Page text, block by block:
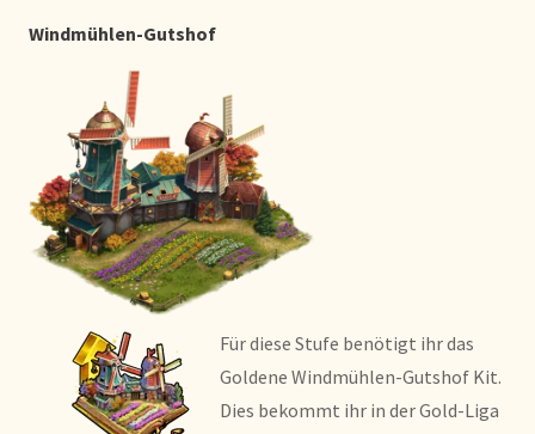
Windmühlen-Gutshof
Für diese Stufe benötigt ihr das
Goldene Windmühlen-Gutshof Kit.
Dies bekommt ihr in der Gold-Liga